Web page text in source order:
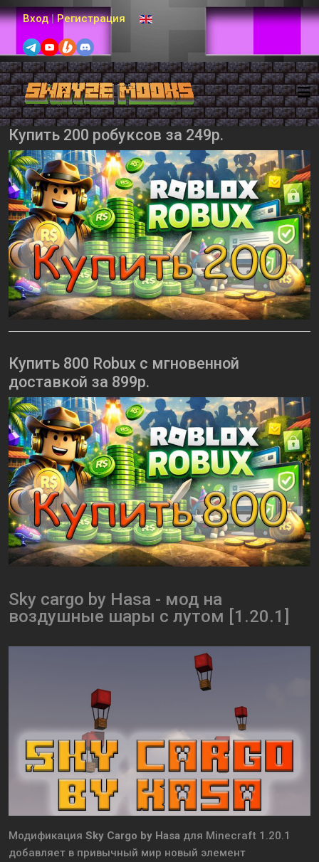
Вход | Регистрация Выберите язык
Купить 200 робуксов за 249р.
Купить 800 Robux с мгновенной
доставкой за 899р.
Sky cargo by Hasa - мод на
воздушные шары с лутом [1.20.1]
Модификация Sky Cargo by Hasa для Minecraft 1.20.1
добавляет в привычный мир новый элемент